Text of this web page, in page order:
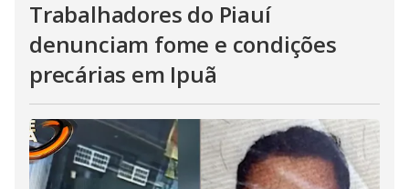
Trabalhadores do Piauí
denunciam fome e condições
precárias em Ipuã